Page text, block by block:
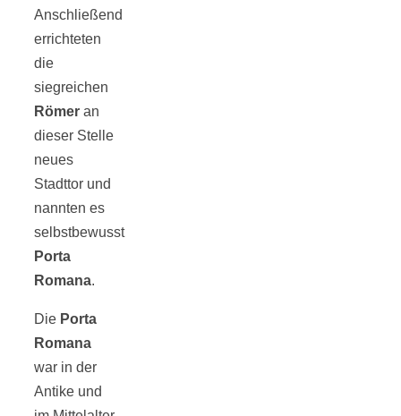
Anschließend
errichteten
die
siegreichen
Römer an
dieser Stelle
neues
Stadttor und
nannten es
selbstbewusst
Porta
Romana.
Die Porta
Romana
war in der
Antike und